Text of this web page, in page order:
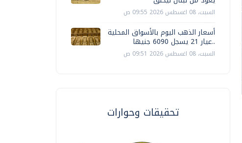
السبت، 08 اغسطس 2026 09:55 ص
أسعار الذهب اليوم بالأسواق المحلية
..عيار 21 يسجل 6090 جنيها
السبت، 08 اغسطس 2026 09:51 ص
تحقيقات وحوارات